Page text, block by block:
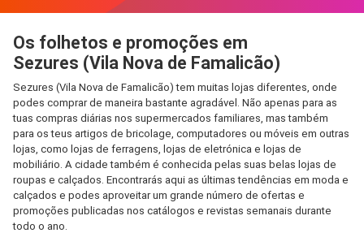
Os folhetos e promoções em
Sezures (Vila Nova de Famalicão)
Sezures (Vila Nova de Famalicão) tem muitas lojas diferentes, onde
podes comprar de maneira bastante agradável. Não apenas para as
tuas compras diárias nos supermercados familiares, mas também
para os teus artigos de bricolage, computadores ou móveis em outras
lojas, como lojas de ferragens, lojas de eletrónica e lojas de
mobiliário. A cidade também é conhecida pelas suas belas lojas de
roupas e calçados. Encontrarás aqui as últimas tendências em moda e
calçados e podes aproveitar um grande número de ofertas e
promoções publicadas nos catálogos e revistas semanais durante
todo o ano.